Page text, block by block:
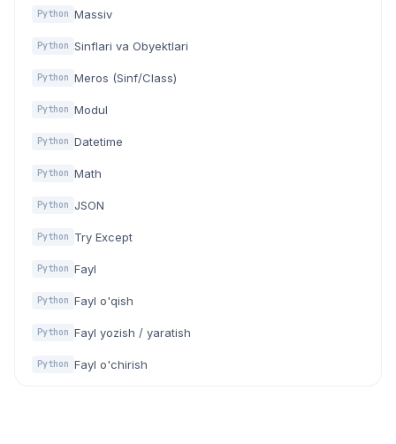
Python Massiv
Python Sinflari va Obyektlari
Python Meros (Sinf/Class)
Python Modul
Python Datetime
Python Math
Python JSON
Python Try Except
Python Fayl
Python Fayl o'qish
Python Fayl yozish / yaratish
Python Fayl o'chirish